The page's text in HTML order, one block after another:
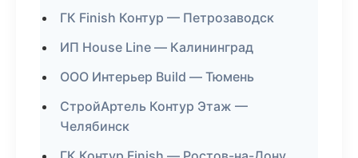
ГК Finish Контур — Петрозаводск
ИП House Line — Калининград
ООО Интерьер Build — Тюмень
СтройАртель Контур Этаж —
Челябинск